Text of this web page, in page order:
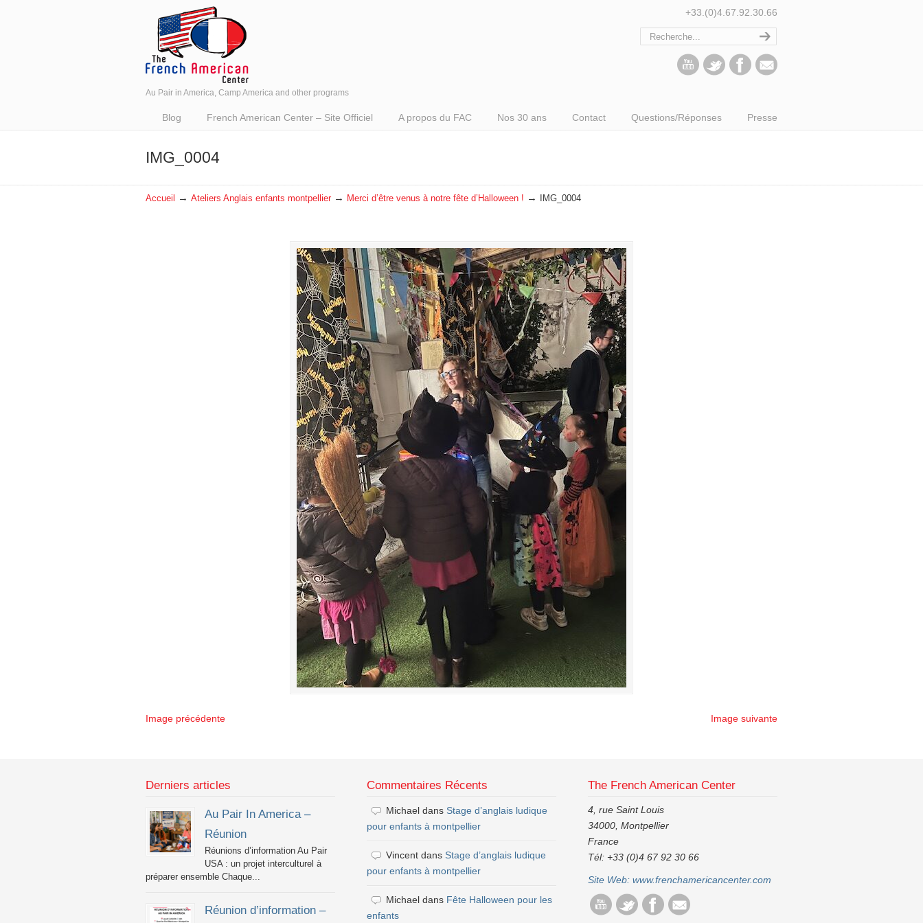
Au Pair in America, Camp America and other programs
+33.(0)4.67.92.30.66
Blog French American Center – Site Officiel A propos du FAC Nos 30 ans Contact Questions/Réponses Presse
IMG_0004
Accueil → Ateliers Anglais enfants montpellier→ Merci d’être venus à notre fête d’Halloween ! → IMG_0004
Image précédente Image suivante
Derniers articles
Au Pair In America –
Réunion
Réunions d’information Au Pair
USA : un projet interculturel à
préparer ensemble Chaque...
Réunion d’information –
Commentaires Récents
Michael dans Stage d’anglais ludique
pour enfants à montpellier
Vincent dans Stage d’anglais ludique
pour enfants à montpellier
Michael dans Fête Halloween pour les
enfants
The French American Center
4, rue Saint Louis
34000, Montpellier
France
Tél: +33 (0)4 67 92 30 66
Site Web: www.frenchamericancenter.com